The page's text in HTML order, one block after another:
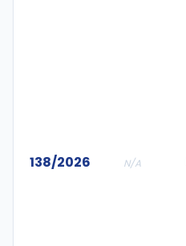
138/2026 N/A